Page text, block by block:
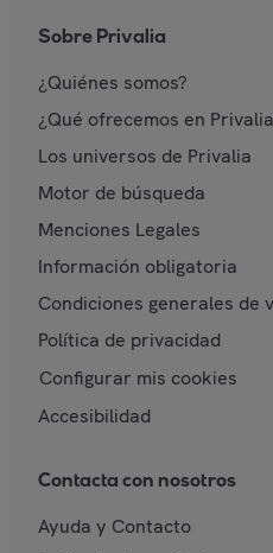
Sobre Privalia
¿Quiénes somos?
¿Qué ofrecemos en
Los universos de Privalia
Motor de búsqueda
Menciones Legales
Información obligatoria
Condiciones generales de
Política de privacidad
Configurar mis cookies
Accesibilidad
Contacta con nosotros
Ayuda y Contacto